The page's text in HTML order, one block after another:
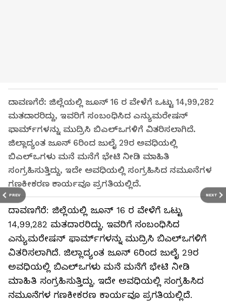
PREV NEXT
ದಾವಣಗೆರೆ: ಜಿಲ್ಲೆಯಲ್ಲಿ ಜೂನ್ 16 ರ ವೇಳೆಗೆ ಒಟ್ಟು 14,99,282
ಮತದಾರರಿದ್ದು, ಇವರಿಗೆ ಸಂಬಂಧಿಸಿದ ಎನ್ಯುಮರೇಷನ್
ಫಾರ್ಮ್‌ಗಳನ್ನು ಮುದ್ರಿಸಿ ಬಿಎಲ್‌ಒಗಳಿಗೆ ವಿತರಿಸಲಾಗಿದೆ.
ಜಿಲ್ಲಾದ್ಯಂತ ಜೂನ್ 6ರಿಂದ ಜುಲೈ 29ರ ಅವಧಿಯಲ್ಲಿ
ಬಿಎಲ್‌ಒಗಳು ಮನೆ ಮನೆಗೆ ಭೇಟಿ ನೀಡಿ ಮಾಹಿತಿ
ಸಂಗ್ರಹಿಸುತ್ತಿದ್ದು, ಇದೇ ಅವಧಿಯಲ್ಲಿ ಸಂಗ್ರಹಿಸಿದ ನಮೂನೆಗಳ
ಗಣಕೀಕರಣ ಕಾರ್ಯವೂ ಪ್ರಗತಿಯಲ್ಲಿದೆ.
ದಾವಣಗೆರೆ: ಜಿಲ್ಲೆಯಲ್ಲಿ ಜೂನ್ 16 ರ ವೇಳೆಗೆ ಒಟ್ಟು
14,99,282 ಮತದಾರರಿದ್ದು, ಇವರಿಗೆ ಸಂಬಂಧಿಸಿದ
ಎನ್ಯುಮರೇಷನ್ ಫಾರ್ಮ್‌ಗಳನ್ನು ಮುದ್ರಿಸಿ ಬಿಎಲ್‌ಒಗಳಿಗೆ
ವಿತರಿಸಲಾಗಿದೆ. ಜಿಲ್ಲಾದ್ಯಂತ ಜೂನ್ 6ರಿಂದ ಜುಲೈ 29ರ
ಅವಧಿಯಲ್ಲಿ ಬಿಎಲ್‌ಒಗಳು ಮನೆ ಮನೆಗೆ ಭೇಟಿ ನೀಡಿ
ಮಾಹಿತಿ ಸಂಗ್ರಹಿಸುತ್ತಿದ್ದು, ಇದೇ ಅವಧಿಯಲ್ಲಿ ಸಂಗ್ರಹಿಸಿದ
ನಮೂನೆಗಳ ಗಣಕೀಕರಣ ಕಾರ್ಯವೂ ಪ್ರಗತಿಯಲ್ಲಿದೆ.